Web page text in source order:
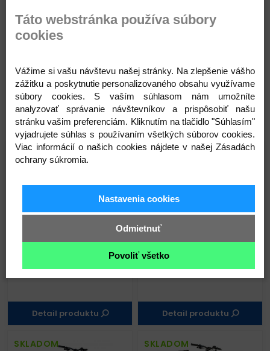
Minináradie
Súvisiace produkty
SKLADOM
eONE-EIGHTY 400 čierna
4 199,00 €5 199,00 €
Detail produktu
SKLADOM
eONE-EIGHTY 500
svetlohnedý(čierny)
4 999,00 €6 149,00 €
Detail produktu
SKLADOM SKLADOM
Táto webstránka používa súbory
cookies
Vážime si vašu návštevu našej stránky. Na zlepšenie vášho
zážitku a poskytnutie personalizovaného obsahu využívame
súbory cookies. S vaším súhlasom nám umožníte
analyzovať správanie návštevníkov a prispôsobiť našu
stránku vašim preferenciám. Kliknutím na tlačidlo "Súhlasím"
vyjadrujete súhlas s používaním všetkých súborov cookies.
Viac informácií o našich cookies nájdete v našej Zásadách
ochrany súkromia.
Nastavenia cookies
Odmietnuť
Povoliť všetko